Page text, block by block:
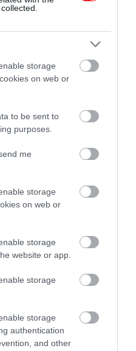
storage
on web or
to be sent to
purposes.
me
storage
on web or
storage
website or app.
storage
storage
authentication
and other
fordulnak
őket. De valóban